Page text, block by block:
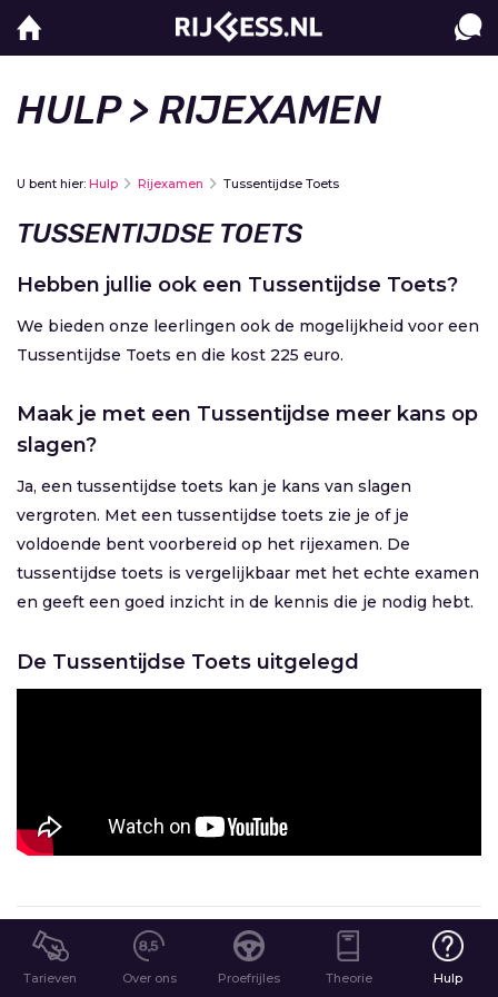
HULP> RIJEXAMEN
U bent hier: Hulp Rijexamen Tussentijdse Toets
TUSSENTIJDSE TOETS
Hebben jullie ook een Tussentijdse Toets?
We bieden onze leerlingen ook de mogelijkheid voor een
Tussentijdse Toets en die kost 225 euro.
Maak je met een Tussentijdse meer kans op
slagen?
Ja, een tussentijdse toets kan je kans van slagen
vergroten. Met een tussentijdse toets zie je of je
voldoende bent voorbereid op het rijexamen. De
tussentijdse toets is vergelijkbaar met het echte examen
en geeft een goed inzicht in de kennis die je nodig hebt.
De Tussentijdse Toets uitgelegd
Tarieven Over ons Proefrijles Theorie Hulp